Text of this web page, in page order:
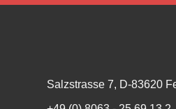
Salzstrasse 7, D-83620